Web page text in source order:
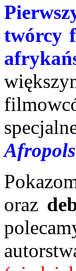
twórcy
oraz